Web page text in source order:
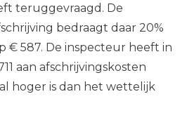
teruggevraagd. De
bedraagt daar 20%
€ 587. De inspecteur heeft in
aan afschrijvingskosten
hoger is dan het wettelijk